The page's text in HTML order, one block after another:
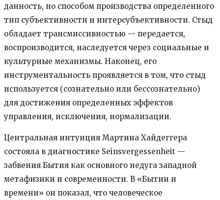
данность, но способом производства определенного
тип субъективности и интерсубъективности. Стыд
обладает трансмиссивностью — передается,
воспроизводится, наследуется через социальные и
культурные механизмы. Наконец, его
инструментальность проявляется в том, что стыд
используется (сознательно или бессознательно)
для достижения определенных эффектов
управления, исключения, нормализации.
Центральная интуиция Мартина Хайдеггера
состояла в диагностике Seinsvergessenheit —
забвения Бытия как основного недуга западной
метафизики и современности. В «Бытии и
времени» он показал, что человеческое